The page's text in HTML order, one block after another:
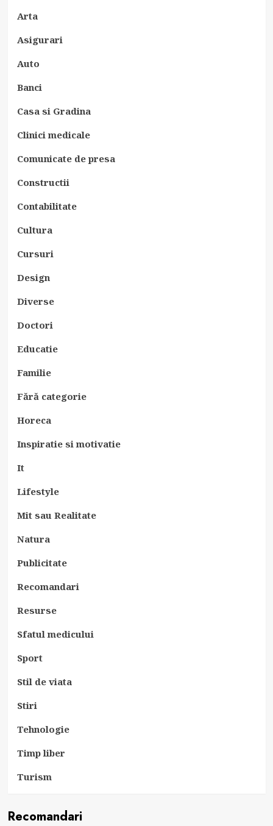
Arta
Asigurari
Auto
Banci
Casa si Gradina
Clinici medicale
Comunicate de presa
Constructii
Contabilitate
Cultura
Cursuri
Design
Diverse
Doctori
Educatie
Familie
Fără categorie
Horeca
Inspiratie si motivatie
It
Lifestyle
Mit sau Realitate
Natura
Publicitate
Recomandari
Resurse
Sfatul medicului
Sport
Stil de viata
Stiri
Tehnologie
Timp liber
Turism
Recomandari